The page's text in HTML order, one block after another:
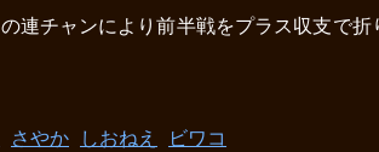
連チャンにより前半戦をプラス収支で
さやか しおねえ ビワコ